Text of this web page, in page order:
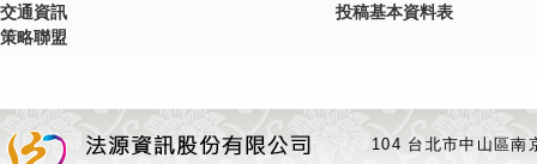
交通資訊
策略聯盟
投稿基本資料表
104 台北市中山區